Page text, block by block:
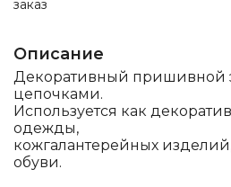
заказ
Описание
Декоративный пришивной
цепочками.
Используется как
одежды,
кожгалантерейных
обуви.